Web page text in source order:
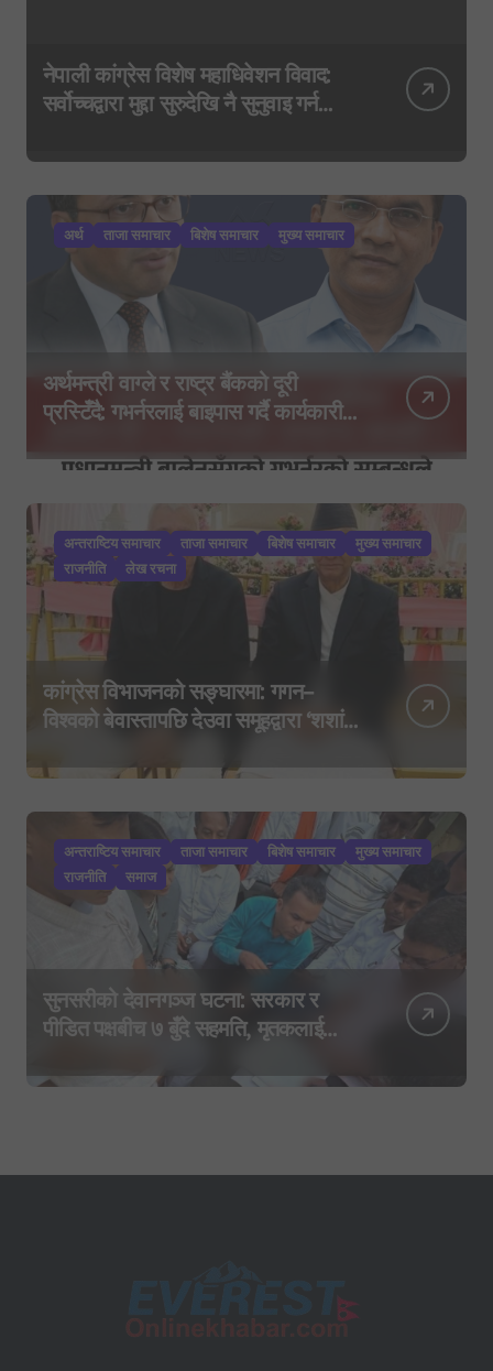
नेपाली कांग्रेस विशेष महाधिवेशन विवाद:
सर्वोच्चद्वारा मुद्दा सुरुदेखि नै सुनुवाइ गर्न
अर्थ ताजा समाचार बिशेष समाचार मुख्य समाचार
अर्थमन्त्री वाग्ले र राष्ट्र बैंकको दूरी
प्रस्टिँदै: गभर्नरलाई बाइपास गर्दै कार्यकारी
अन्तराष्टिय समाचार ताजा समाचार बिशेष समाचार
मुख्य समाचार
राजनीति
लेख रचना
कांग्रेस विभाजनको सङ्घारमा: गगन–
विश्वको बेवास्तापछि देउवा समूहद्वारा ‘शशांक
यात्राको घोषणा तयारी!
अन्तराष्टिय समाचार ताजा समाचार बिशेष समाचार
मुख्य समाचार
राजनीति
समाज
सुनसरीको देवानगञ्ज घटना: सरकार र
पीडित पक्षबीच ७ बुँदे सहमति, मृतकलाई